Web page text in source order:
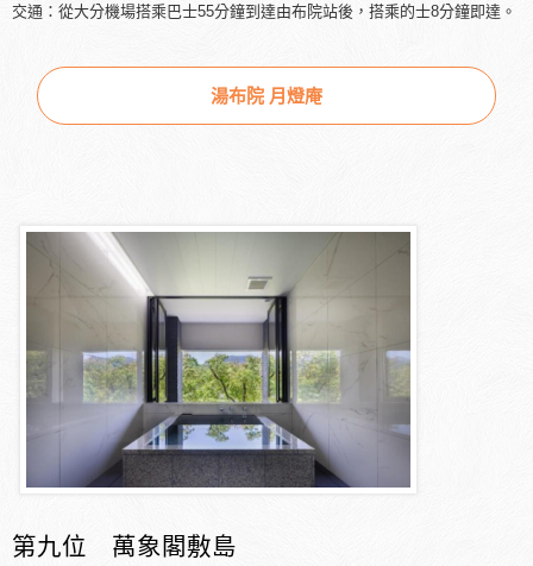
交通：從大分機場搭乘巴士55分鐘到達由布院站後，搭乘的士8分鐘即達。
湯布院 月燈庵
第九位 萬象閣敷島